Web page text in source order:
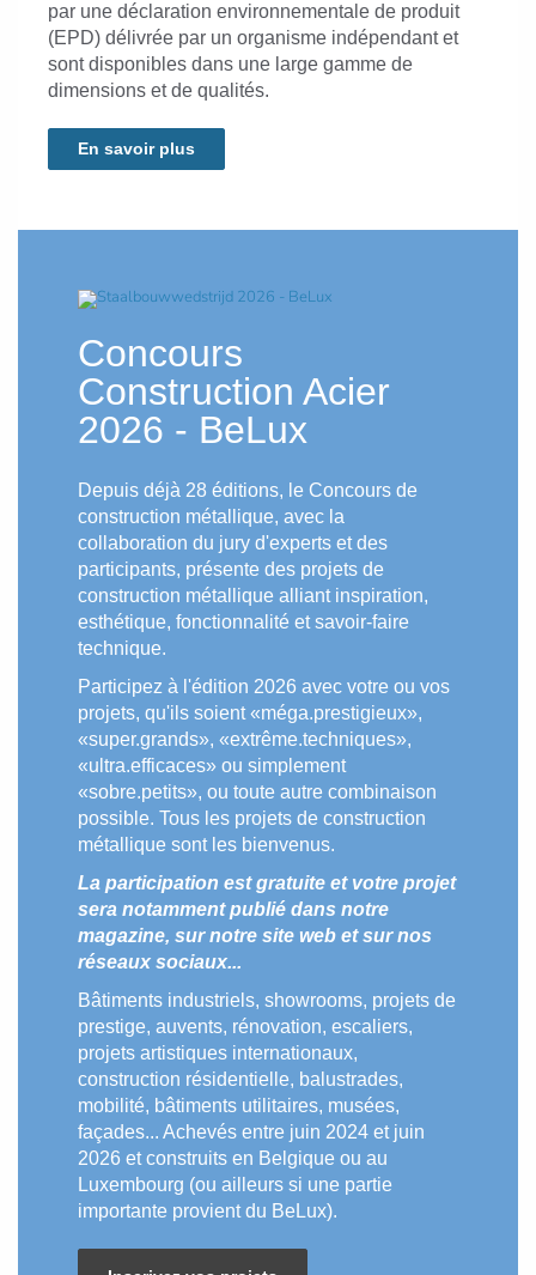
par une déclaration environnementale de produit
(EPD) délivrée par un organisme indépendant et
sont disponibles dans une large gamme de
dimensions et de qualités.
En savoir plus
Concours
Construction Acier
2026 - BeLux
Depuis déjà 28 éditions, le Concours de
construction métallique, avec la
collaboration du jury d'experts et des
participants, présente des projets de
construction métallique alliant inspiration,
esthétique, fonctionnalité et savoir-faire
technique.
Participez à l'édition 2026 avec votre ou vos
projets, qu'ils soient «méga.prestigieux»,
«super.grands», «extrême.techniques»,
«ultra.efficaces» ou simplement
«sobre.petits», ou toute autre combinaison
possible. Tous les projets de construction
métallique sont les bienvenus.
La participation est gratuite et votre projet
sera notamment publié dans notre
magazine, sur notre site web et sur nos
réseaux sociaux...
Bâtiments industriels, showrooms, projets de
prestige, auvents, rénovation, escaliers,
projets artistiques internationaux,
construction résidentielle, balustrades,
mobilité, bâtiments utilitaires, musées,
façades... Achevés entre juin 2024 et juin
2026 et construits en Belgique ou au
Luxembourg (ou ailleurs si une partie
importante provient du BeLux).